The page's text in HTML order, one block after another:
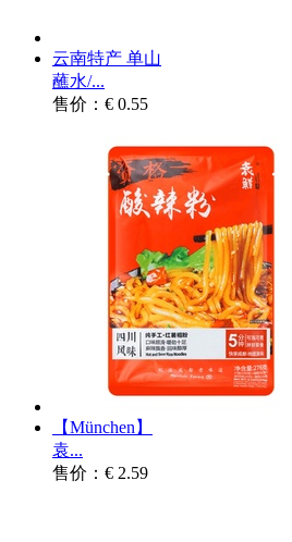
云南特产 单山
蘸水/...
售价：€ 0.55
【München】
袁...
售价：€ 2.59